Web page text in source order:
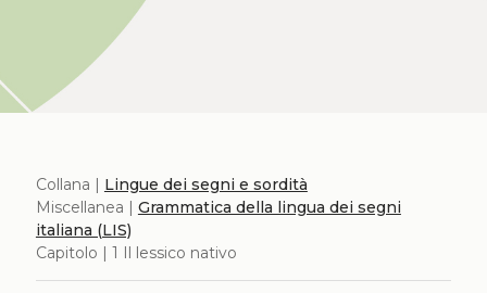
Collana | Lingue dei segni e sordità
Miscellanea | Grammatica della lingua dei segni
italiana (LIS)
Capitolo | 1 Il lessico nativo